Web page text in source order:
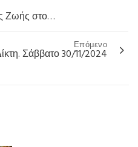
Ζωής στο…
Επόμενο
Σάββατο 30/11/2024